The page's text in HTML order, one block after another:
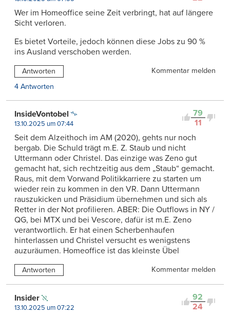
Wer im Homeoffice seine Zeit verbringt, hat auf längere
Sicht verloren.
Es bietet Vorteile, jedoch können diese Jobs zu 90 %
ins Ausland verschoben werden.
Antworten
Kommentar melden
4 Antworten
79
11
InsideVontobel
13.10.2025 um 07:44
Seit dem Alzeithoch im AM (2020), gehts nur noch
bergab. Die Schuld trägt m.E. Z. Staub und nicht
Uttermann oder Christel. Das einzige was Zeno gut
gemacht hat, sich rechtzeitig aus dem „Staub“ gemacht.
Raus, mit dem Vorwand Politikkarriere zu starten um
wieder rein zu kommen in den VR. Dann Uttermann
rauszukicken und Präsidium übernehmen und sich als
Retter in der Not profilieren. ABER: Die Outflows in NY /
QG, bei MTX und bei Vescore, dafür ist m.E. Zeno
verantwortlich. Er hat einen Scherbenhaufen
hinterlassen und Christel versucht es wenigstens
auzuräumen. Homeoffice ist das kleinste Übel
Antworten Kommentar melden
92
24
Insider
13.10.2025 um 07:22